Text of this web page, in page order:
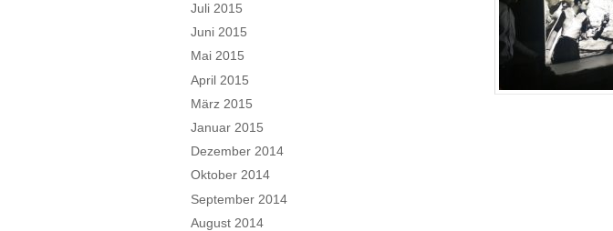
Juli 2015
Juni 2015
Mai 2015
April 2015
März 2015
Januar 2015
Dezember 2014
Oktober 2014
September 2014
August 2014